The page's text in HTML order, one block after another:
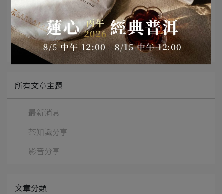
2. 2021年經典普洱古樹生茶茶樣8g
所有文章主題
最新消息
茶知識分享
影音分享
文章分類